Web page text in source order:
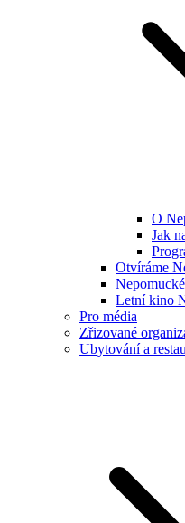
O
Jak
Otvíráme
Letní kino
Pro média
Zřizované
Ubytování a